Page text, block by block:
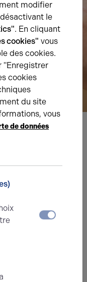
modifier
le
. En cliquant
cookies" vous
des cookies.
"Enregistrer
cookies
du site
vous
de données